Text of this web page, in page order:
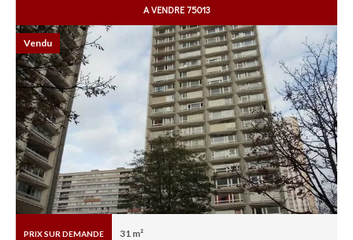
A VENDRE 75013
PRIX SUR DEMANDE 31 m²
Vendu